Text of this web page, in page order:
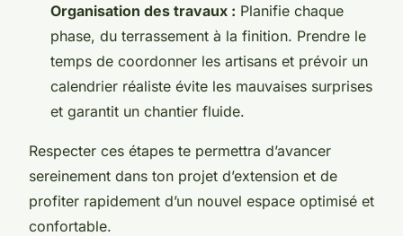
Organisation des travaux : Planifie chaque
phase, du terrassement à la finition. Prendre le
temps de coordonner les artisans et prévoir un
calendrier réaliste évite les mauvaises surprises
et garantit un chantier fluide.
Respecter ces étapes te permettra d’avancer
sereinement dans ton projet d’extension et de
profiter rapidement d’un nouvel espace optimisé et
confortable.